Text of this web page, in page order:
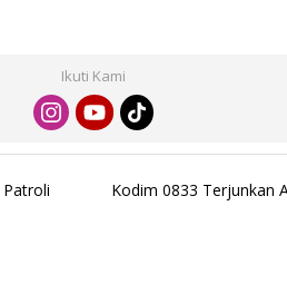
Ikuti Kami
Kodim 0833 Terjunkan